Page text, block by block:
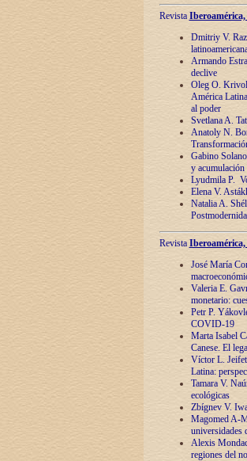
Revista Iberoamérica,
Dmitriy V.
Armando
declive
Oleg O.
América
al poder
Svetlana A.
Anatoly N.
Gabino
y
Lyudmila P.
Elena V.
Natalia A.
Revista Iberoamérica,
José María
Valeria E.
monetario:
Petr P.
COVID-19
Marta Isabel
Canese. El
Víctor L.
Latina:
Tamara V.
ecológicas
Zbígnev V.
Magomed A-
universidades
Alexis
regiones del